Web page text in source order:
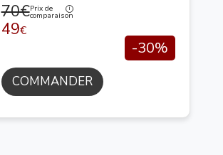
70€Prix de
comparaison
49€
-30%
COMMANDER